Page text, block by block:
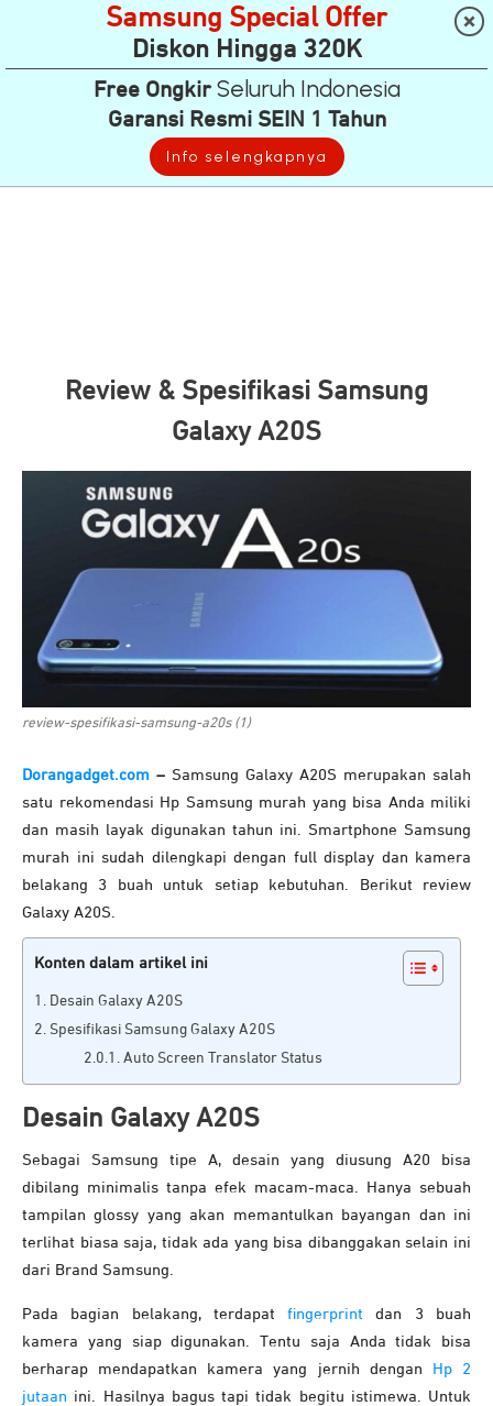
Review & Spesifikasi Samsung
Galaxy A20S
review-spesifikasi-samsung-a20s (1)
Dorangadget.com – Samsung Galaxy A20S merupakan salah
satu rekomendasi Hp Samsung murah yang bisa Anda miliki
dan masih layak digunakan tahun ini. Smartphone Samsung
murah ini sudah dilengkapi dengan full display dan kamera
belakang 3 buah untuk setiap kebutuhan. Berikut review
Galaxy A20S.
Konten dalam artikel ini
Desain Galaxy A20S
Spesifikasi Samsung Galaxy A20S
Auto Screen Translator Status
Desain Galaxy A20S
Sebagai Samsung tipe A, desain yang diusung A20 bisa
dibilang minimalis tanpa efek macam-maca. Hanya sebuah
tampilan glossy yang akan memantulkan bayangan dan ini
terlihat biasa saja, tidak ada yang bisa dibanggakan selain ini
dari Brand Samsung.
Pada bagian belakang, terdapatfingerprint dan 3 buah
kamera yang siap digunakan. Tentu saja Anda tidak bisa
berharap mendapatkan kamera yang jernih dengan Hp 2
jutaan ini. Hasilnya bagus tapi tidak begitu istimewa. Untuk
Samsung Special Offer
Diskon Hingga 320K
Free OngkirSeluruh Indonesia
Garansi Resmi SEIN 1 Tahun
Info selengkapnya